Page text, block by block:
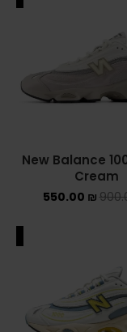
New Balance
Cream
550.00 ₪